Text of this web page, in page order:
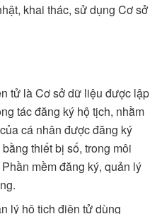
khai thác, sử dụng Cơ sở
tử là Cơ sở dữ liệu được lập
tác đăng ký hộ tịch, nhằm
cá nhân được đăng ký
thiết bị số, trong môi
mềm đăng ký, quản lý
lý hộ tịch điện tử dùng